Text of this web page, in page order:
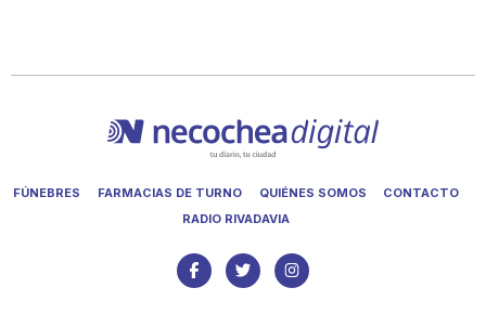
FÚNEBRES FARMACIAS DE TURNO QUIÉNES SOMOS
CONTACTO
RADIO RIVADAVIA